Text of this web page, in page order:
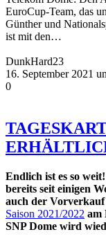
EuroCup-Team, das
Günther und
ist mit den…
DunkHard23
16. September 2021
0
Endlich ist es so
bereits seit einigen
auch der Vorverkauf
Saison 2021/2022 am
SNP Dome wird